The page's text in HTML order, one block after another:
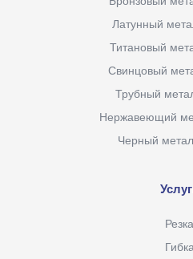
Латунный
Титановый
Свинцовый
Трубный
Нержавеющий
Черный
Резка